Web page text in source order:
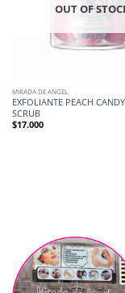
OUT OF
MIRADA DE ANGEL
EXFOLIANTE PEACH
SCRUB
$17.000